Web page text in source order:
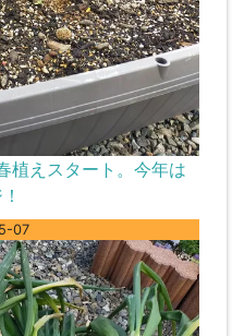
植えスタート。今年は
07